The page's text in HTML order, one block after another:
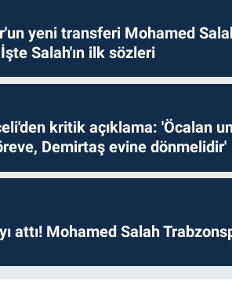
yeni transferi Mohamed
Salah'ın ilk sözleri
kritik açıklama: 'Öcalan
Demirtaş evine dönmelidir'
attı! Mohamed Salah